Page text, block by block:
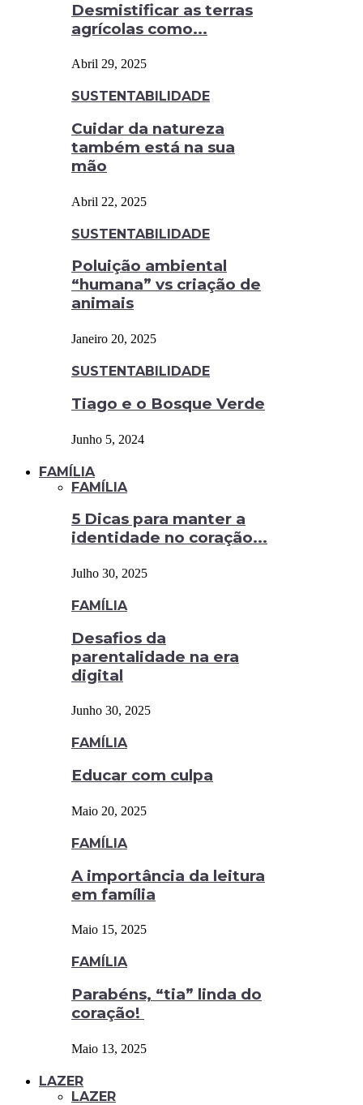
Desmistificar as terras
agrícolas como...
Abril 29, 2025
SUSTENTABILIDADE
Cuidar da natureza
também está na sua
mão
Abril 22, 2025
SUSTENTABILIDADE
Poluição ambiental
“humana” vs criação de
animais
Janeiro 20, 2025
SUSTENTABILIDADE
Tiago e o Bosque Verde
Junho 5, 2024
FAMÍLIA
FAMÍLIA
5 Dicas para manter a
identidade no coração...
Julho 30, 2025
FAMÍLIA
Desafios da
parentalidade na era
digital
Junho 30, 2025
FAMÍLIA
Educar com culpa
Maio 20, 2025
FAMÍLIA
A importância da leitura
em família
Maio 15, 2025
FAMÍLIA
Parabéns, “tia” linda do
coração!
Maio 13, 2025
LAZER
LAZER